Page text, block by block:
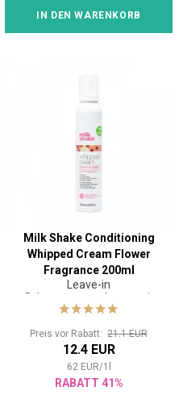
IN DEN WARENKORB
Milk Shake Conditioning
Whipped Cream Flower
Fragrance 200ml
Leave-in
Schutzcremeschaum mit
Blumenduft
Preis vor Rabatt: 21.1 EUR
12.4 EUR
62 EUR/1
RABATT 41%